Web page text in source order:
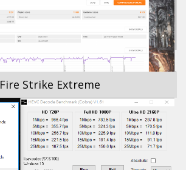
Fire Strike Extreme